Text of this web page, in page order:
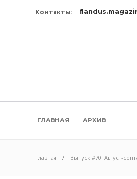
Контакты:
ГЛАВНАЯ АРХИВ
Главная Выпуск #70. Август-